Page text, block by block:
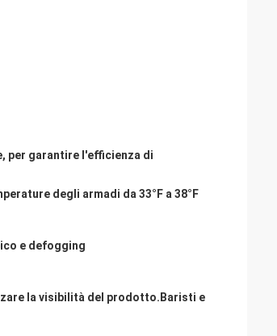
per garantire l'efficienza di
degli armadi da 33°F a 38°F
e defogging
la visibilità del prodotto.Baristi e